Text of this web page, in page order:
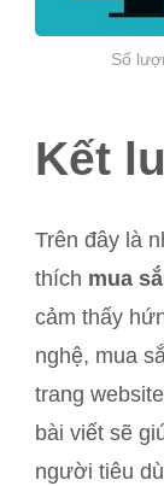
Số
Kết
Trên đây là
thích mua
cảm thấy
nghệ, mua
trang
bài viết sẽ
người tiêu